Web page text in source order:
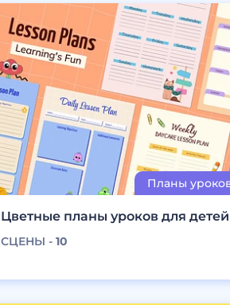
Цветные планы уроков для детей
СЦЕНЫ -10